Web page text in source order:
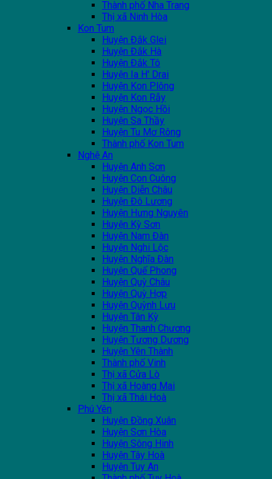
Thành phố Nha Trang
Thị xã Ninh Hòa
Kon Tum
Huyện Đắk Glei
Huyện Đắk Hà
Huyện Đắk Tô
Huyện Ia H' Drai
Huyện Kon Plông
Huyện Kon Rẫy
Huyện Ngọc Hồi
Huyện Sa Thầy
Huyện Tu Mơ Rông
Thành phố Kon Tum
Nghệ An
Huyện Anh Sơn
Huyện Con Cuông
Huyện Diễn Châu
Huyện Đô Lương
Huyện Hưng Nguyên
Huyện Kỳ Sơn
Huyện Nam Đàn
Huyện Nghi Lộc
Huyện Nghĩa Đàn
Huyện Quế Phong
Huyện Quỳ Châu
Huyện Quỳ Hợp
Huyện Quỳnh Lưu
Huyện Tân Kỳ
Huyện Thanh Chương
Huyện Tương Dương
Huyện Yên Thành
Thành phố Vinh
Thị xã Cửa Lò
Thị xã Hoàng Mai
Thị xã Thái Hoà
Phú Yên
Huyện Đồng Xuân
Huyện Sơn Hòa
Huyện Sông Hinh
Huyện Tây Hoà
Huyện Tuy An